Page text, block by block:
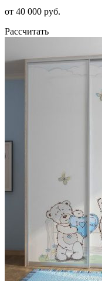
от 40 000 руб.
Рассчитать